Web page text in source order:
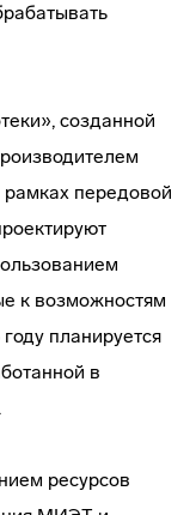
созданной
рамках передовой
к возможностям
планируется
в
ресурсов